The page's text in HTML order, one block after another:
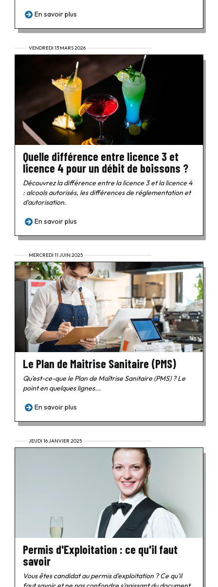
En savoir plus
VENDREDI 13 MARS 2026
Quelle différence entre licence 3 et
licence 4 pour un débit de boissons ?
Découvrez la différence entre la licence 3 et la licence 4
: alcools autorisés, les différences de réglementation et
d'autorisation.
En savoir plus
MERCREDI 11 JUIN 2025
Le Plan de Maitrise Sanitaire (PMS)
Qu'est-ce-que le Plan de Maîtrise Sanitaire (PMS) ? Le
point en quelques lignes...
En savoir plus
JEUDI 16 JANVIER 2025
Permis d'Exploitation : ce qu'il faut
savoir
Vous êtes candidat au permis d'exploitation ? Ce qu'il